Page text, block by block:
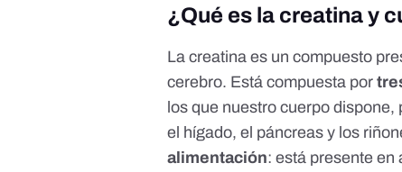
¿Qué es la creatina y
La creatina es un compuesto
cerebro. Está compuesta por
los que nuestro cuerpo
el hígado, el páncreas y los
alimentación: está presente en